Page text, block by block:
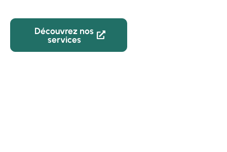
Découvrez nos
services